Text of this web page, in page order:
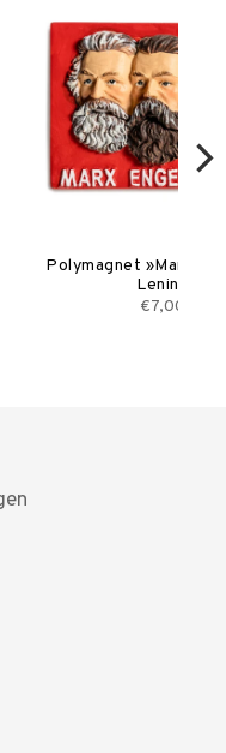
Polymagnet »Marx –
Lenin«
€7,00